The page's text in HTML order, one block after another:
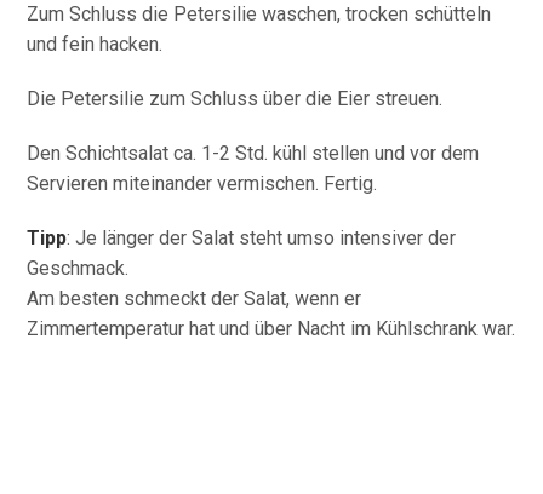
Zum Schluss die Petersilie waschen, trocken schütteln
und fein hacken.
Die Petersilie zum Schluss über die Eier streuen.
Den Schichtsalat ca. 1-2 Std. kühl stellen und vor dem
Servieren miteinander vermischen. Fertig.
Tipp: Je länger der Salat steht umso intensiver der
Geschmack.
Am besten schmeckt der Salat, wenn er
Zimmertemperatur hat und über Nacht im Kühlschrank war.